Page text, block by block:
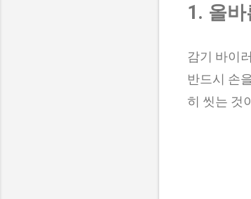
1. 올
감기 바이
반드시 손
히 씻는 것